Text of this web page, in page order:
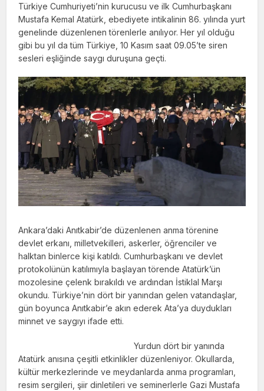
Türkiye Cumhuriyeti’nin kurucusu ve ilk Cumhurbaşkanı
Mustafa Kemal Atatürk, ebediyete intikalinin 86. yılında yurt
genelinde düzenlenen törenlerle anılıyor. Her yıl olduğu
gibi bu yıl da tüm Türkiye, 10 Kasım saat 09.05’te siren
sesleri eşliğinde saygı duruşuna geçti.
Ankara’daki Anıtkabir’de düzenlenen anma törenine
devlet erkanı, milletvekilleri, askerler, öğrenciler ve
halktan binlerce kişi katıldı. Cumhurbaşkanı ve devlet
protokolünün katılımıyla başlayan törende Atatürk’ün
mozolesine çelenk bırakıldı ve ardından İstiklal Marşı
okundu. Türkiye’nin dört bir yanından gelen vatandaşlar,
gün boyunca Anıtkabir’e akın ederek Ata’ya duydukları
minnet ve saygıyı ifade etti.
Yurdun dört bir yanında
Atatürk anısına çeşitli etkinlikler düzenleniyor. Okullarda,
kültür merkezlerinde ve meydanlarda anma programları,
resim sergileri, şiir dinletileri ve seminerlerle Gazi Mustafa